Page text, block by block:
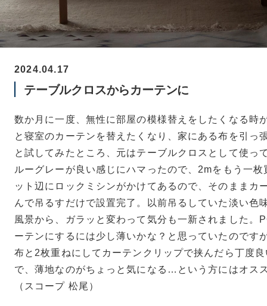
2024.04.17
テーブルクロスからカーテンに
数か月に一度、無性に部屋の模様替えをしたくなる時
と寝室のカーテンを替えたくなり、家にある布を引っ
と試してみたところ、元はテーブルクロスとして使っ
ルーグレーが良い感じにハマったので、2mをもう一
ット辺にロックミシンがかけてあるので、そのままカ
んで吊るすだけで設置完了。以前吊るしていた淡い色
風景から、ガラッと変わって気分も一新されました。
ーテンにするには少し薄いかな？と思っていたのです
布と2枚重ねにしてカーテンクリップで挟んだら丁度
で、薄地なのがちょっと気になる…という方にはオス
（スコープ 松尾）